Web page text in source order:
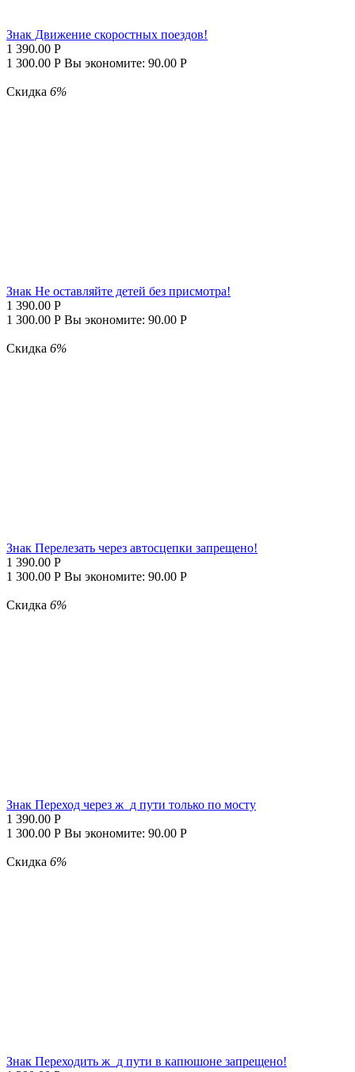
Знак Движение скоростных поездов!
1 390.00 Р
1 300.00 Р Вы экономите: 90.00 Р
Скидка 6%
Знак Не оставляйте детей без присмотра!
1 390.00 Р
1 300.00 Р Вы экономите: 90.00 Р
Скидка 6%
Знак Перелезать через автосцепки запрещено!
1 390.00 Р
1 300.00 Р Вы экономите: 90.00 Р
Скидка 6%
Знак Переход через ж_д пути только по мосту
1 390.00 Р
1 300.00 Р Вы экономите: 90.00 Р
Скидка 6%
Знак Переходить ж_д пути в капюшоне запрещено!